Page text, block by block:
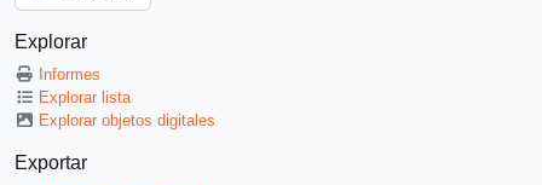
Explorar
Informes
Explorar lista
Explorar objetos digitales
Exportar